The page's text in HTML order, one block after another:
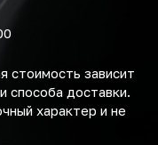
стоимость зависит
способа доставки.
характер и не